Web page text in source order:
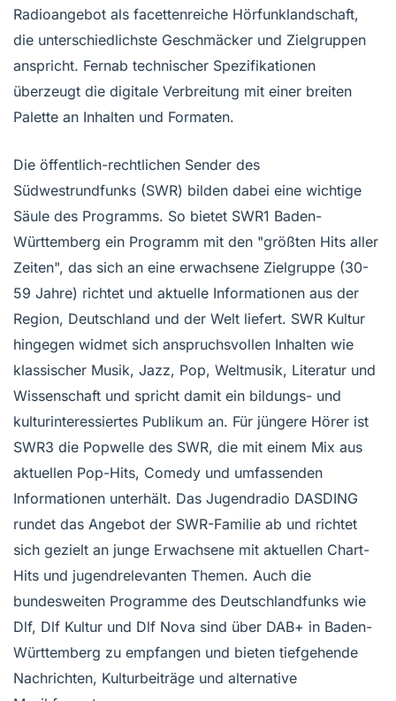
Radioangebot als facettenreiche Hörfunklandschaft,
die unterschiedlichste Geschmäcker und Zielgruppen
anspricht. Fernab technischer Spezifikationen
überzeugt die digitale Verbreitung mit einer breiten
Palette an Inhalten und Formaten.
Die öffentlich-rechtlichen Sender des
Südwestrundfunks (SWR) bilden dabei eine wichtige
Säule des Programms. So bietet SWR1 Baden-
Württemberg ein Programm mit den "größten Hits aller
Zeiten", das sich an eine erwachsene Zielgruppe (30-
59 Jahre) richtet und aktuelle Informationen aus der
Region, Deutschland und der Welt liefert. SWR Kultur
hingegen widmet sich anspruchsvollen Inhalten wie
klassischer Musik, Jazz, Pop, Weltmusik, Literatur und
Wissenschaft und spricht damit ein bildungs- und
kulturinteressiertes Publikum an. Für jüngere Hörer ist
SWR3 die Popwelle des SWR, die mit einem Mix aus
aktuellen Pop-Hits, Comedy und umfassenden
Informationen unterhält. Das Jugendradio DASDING
rundet das Angebot der SWR-Familie ab und richtet
sich gezielt an junge Erwachsene mit aktuellen Chart-
Hits und jugendrelevanten Themen. Auch die
bundesweiten Programme des Deutschlandfunks wie
Dlf, Dlf Kultur und Dlf Nova sind über DAB+ in Baden-
Württemberg zu empfangen und bieten tiefgehende
Nachrichten, Kulturbeiträge und alternative